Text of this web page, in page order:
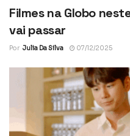
Filmes na Globo
vai passar
Por Julia Da Silva 07/12/2025